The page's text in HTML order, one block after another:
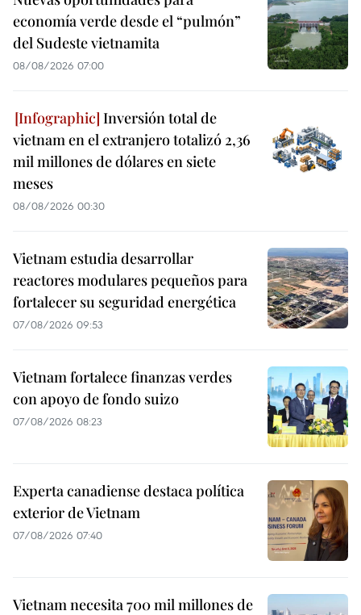
economía verde desde el “pulmón”
del Sudeste vietnamita
08/08/2026 07:00
Inversión total de
vietnam en el extranjero totalizó 2,36
mil millones de dólares en siete
meses
08/08/2026 00:30
Vietnam estudia desarrollar
reactores modulares pequeños para
fortalecer su seguridad energética
07/08/2026 09:53
Vietnam fortalece finanzas verdes
con apoyo de fondo suizo
07/08/2026 08:23
Experta canadiense destaca política
exterior de Vietnam
07/08/2026 07:40
Vietnam necesita 700 mil millones de